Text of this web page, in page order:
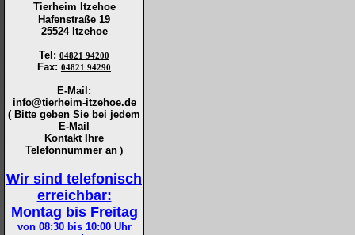
Tierheim Itzehoe
Hafenstraße 19
25524 Itzehoe
Tel : 04821 94200
Fax: 04821 94290
E-Mail:
info@tierheim-itzehoe.de
( Bitte geben Sie bei jedem
E-Mail
Kontakt Ihre
Telefonnummer an )
Wir sind telefonisch
erreichbar:
Montag bis Freitag
von 08:30 bis 10:00Uhr